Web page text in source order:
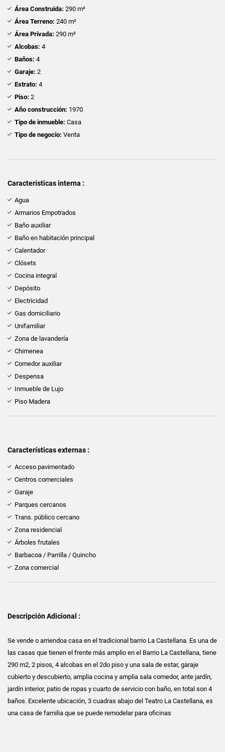
Área Construida: 290 m²
Área Terreno: 240 m²
Área Privada: 290 m²
Alcobas: 4
Baños: 4
Garaje: 2
Estrato: 4
Piso: 2
Año construcción: 1970
Tipo de inmueble: Casa
Tipo de negocio: Venta
Características interna :
Agua
Armarios Empotrados
Baño auxiliar
Baño en habitación principal
Calentador
Clósets
Cocina integral
Depósito
Electricidad
Gas domiciliario
Unifamiliar
Zona de lavandería
Chimenea
Comedor auxiliar
Despensa
Inmueble de Lujo
Piso Madera
Características externas :
Acceso pavimentado
Centros comerciales
Garaje
Parques cercanos
Trans. público cercano
Zona residencial
Árboles frutales
Barbacoa / Parrilla / Quincho
Zona comercial
Descripción Adicional :
Se vende o arriendoa casa en el tradicional barrio La Castellana. Es una de
las casas que tienen el frente más amplio en el Barrio La Castellana, tiene
290 m2, 2 pisos, 4 alcobas en el 2do piso y una sala de estar, garaje
cubierto y descubierto, amplia cocina y amplia sala comedor, ante jardín,
jardín interior, patio de ropas y cuarto de servicio con baño, en total son 4
baños. Excelente ubicación, 3 cuadras abajo del Teatro La Castellana, es
una casa de familia que se puede remodelar para oficinas